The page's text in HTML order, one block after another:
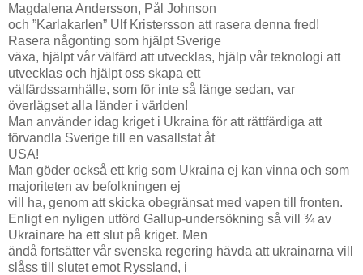
Magdalena Andersson, Pål Johnson
och ”Karlakarlen” Ulf Kristersson att rasera denna fred!
Rasera någonting som hjälpt Sverige
växa, hjälpt vår välfärd att utvecklas, hjälp vår teknologi att
utvecklas och hjälpt oss skapa ett
välfärdssamhälle, som för inte så länge sedan, var
överlägset alla länder i världen!
Man använder idag kriget i Ukraina för att rättfärdiga att
förvandla Sverige till en vasallstat åt
USA!
Man göder också ett krig som Ukraina ej kan vinna och som
majoriteten av befolkningen ej
vill ha, genom att skicka obegränsat med vapen till fronten.
Enligt en nyligen utförd Gallup-undersökning så vill ¾ av
Ukrainare ha ett slut på kriget. Men
ändå fortsätter vår svenska regering hävda att ukrainarna vill
slåss till slutet emot Ryssland, i